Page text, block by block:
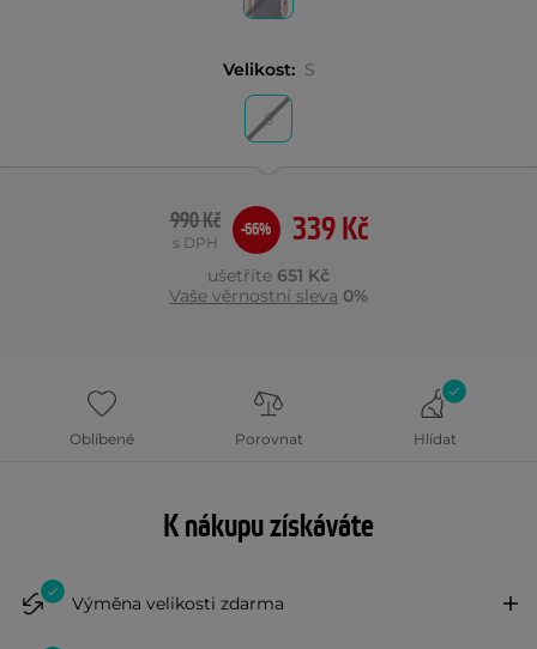
Velikost: S
S
339 Kč
990 Kč
s DPH
-66%
ušetříte 651 Kč
Vaše věrnostní sleva 0%
Oblíbené Porovnat Hlídat
K nákupu získáváte
Výměna velikosti zdarma